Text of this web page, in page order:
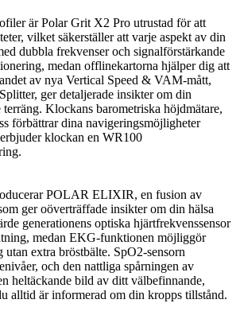
är Polar Grit X2 Pro utrustad för att
vilket säkerställer att varje aspekt av din
dubbla frekvenser och signalförstärkande
medan offlinekartorna hjälper dig att
av nya Vertical Speed & VAM-mått,
ger detaljerade insikter om din
Klockans barometriska höjdmätare,
förbättrar dina navigeringsmöjligheter
klockan en WR100
POLAR ELIXIR, en fusion av
ger oöverträffade insikter om din hälsa
generationens optiska hjärtfrekvenssensor
medan EKG-funktionen möjliggör
utan extra bröstbälte. SpO2-sensorn
och den nattliga spårningen av
heltäckande bild av ditt välbefinnande,
alltid är informerad om din kropps tillstånd.